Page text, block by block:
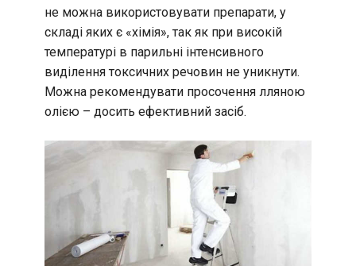
не можна використовувати препарати, у
складі яких є «хімія», так як при високій
температурі в парильні інтенсивного
виділення токсичних речовин не уникнути.
Можна рекомендувати просочення лляною
олією – досить ефективний засіб.